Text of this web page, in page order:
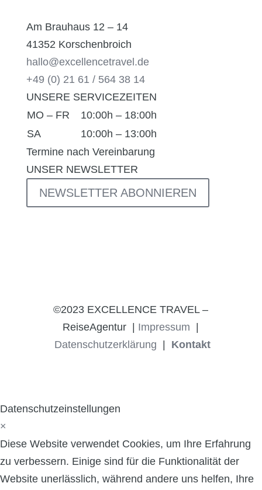
Am Brauhaus 12 – 14
41352 Korschenbroich
hallo@excellencetravel.de
+49 (0) 21 61 / 564 38 14
UNSERE SERVICEZEITEN
MO – FR
10:00h – 18:00h
SA
10:00h – 13:00h
Termine nach Vereinbarung
UNSER NEWSLETTER
NEWSLETTER ABONNIEREN
©2023 EXCELLENCE TRAVEL –
ReiseAgentur | Impressum
Datenschutzerklärung
Kontakt
Datenschutzeinstellungen
×
Diese Website verwendet Cookies, um Ihre Erfahrung
zu verbessern. Einige sind für die Funktionalität der
Website unerlässlich, während andere uns helfen, Ihre